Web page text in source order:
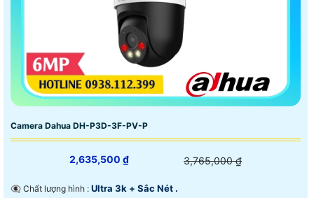
Camera Dahua DH-P3D-3F-PV-P
2,635,500 ₫ 3,765,000 ₫
👁️‍🗨 Chất lượng hình : Ultra 3k + Sắc Nét .